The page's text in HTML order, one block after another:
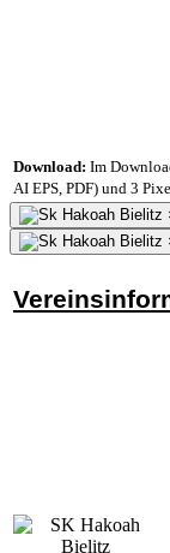
Download: Im
AI EPS, PDF) und 3